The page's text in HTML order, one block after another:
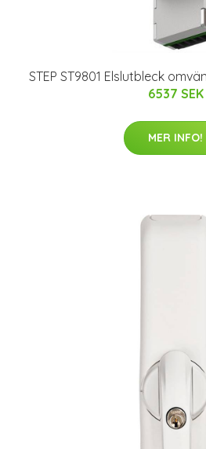
STEP ST9801 Elslutbleck
6537 SEK
MER INFO!